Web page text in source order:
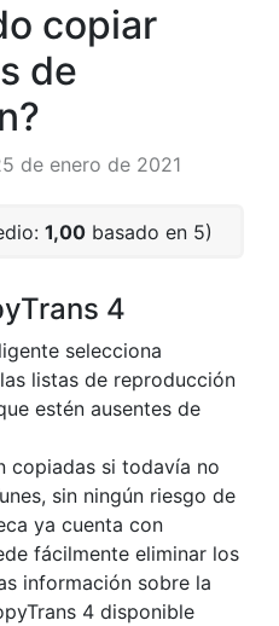
copiar
de
de enero de 2021
1,00basado en 5)
4
selecciona
listas de reproducción
estén ausentes de
copiadas si todavía no
sin ningún riesgo de
ya cuenta con
fácilmente eliminar los
información sobre la
4 disponible